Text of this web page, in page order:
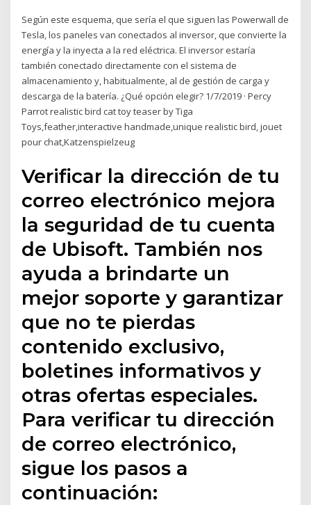
Según este esquema, que sería el que siguen las Powerwall de
Tesla, los paneles van conectados al inversor, que convierte la
energía y la inyecta a la red eléctrica. El inversor estaría
también conectado directamente con el sistema de
almacenamiento y, habitualmente, al de gestión de carga y
descarga de la batería. ¿Qué opción elegir? 1/7/2019 · Percy
Parrot realistic bird cat toy teaser by Tiga
Toys,feather,interactive handmade,unique realistic bird, jouet
pour chat,Katzenspielzeug
Verificar la dirección de tu
correo electrónico mejora
la seguridad de tu cuenta
de Ubisoft. También nos
ayuda a brindarte un
mejor soporte y garantizar
que no te pierdas
contenido exclusivo,
boletines informativos y
otras ofertas especiales.
Para verificar tu dirección
de correo electrónico,
sigue los pasos a
continuación: